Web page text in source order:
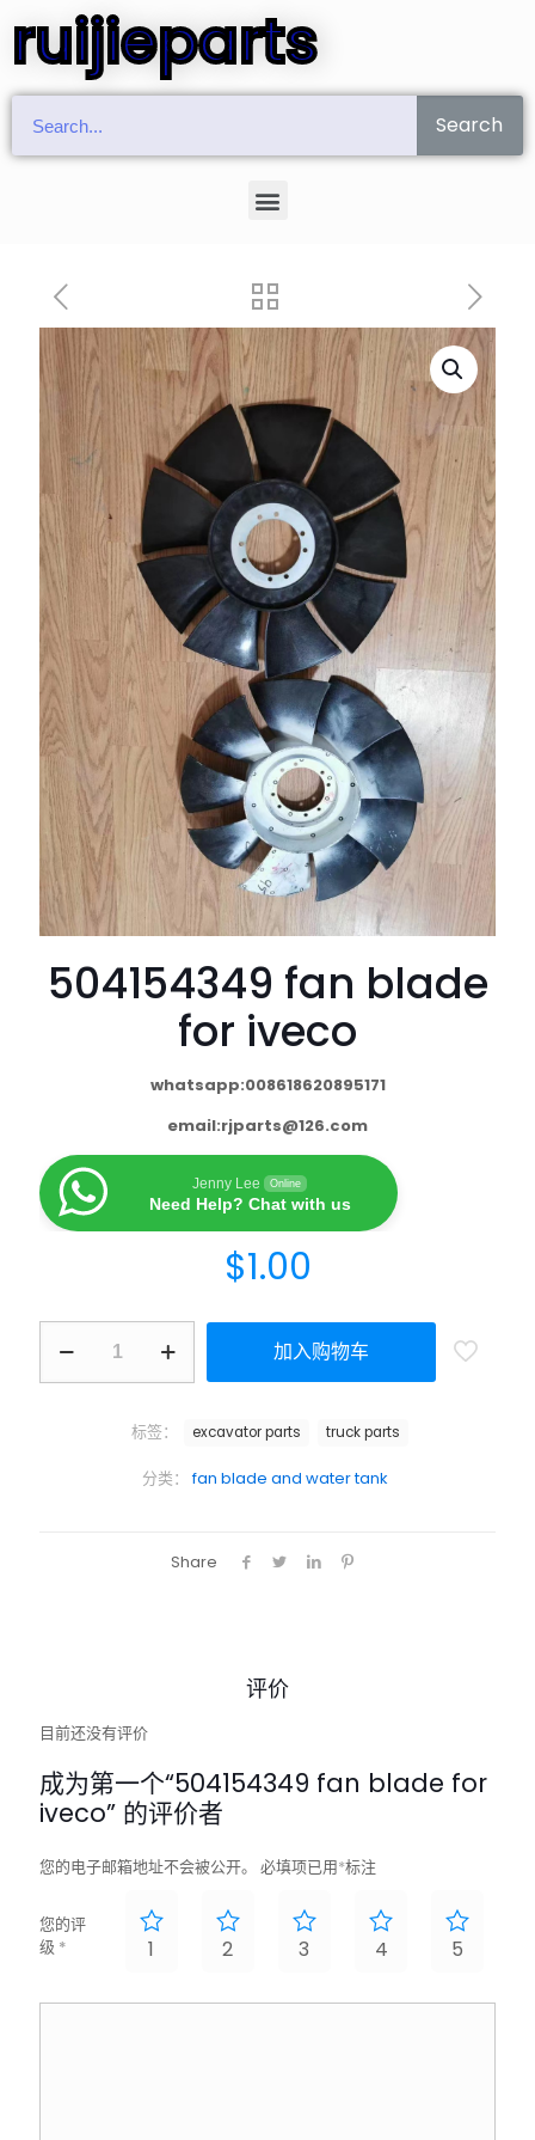
ruijieparts
Search
504154349 fan blade
for iveco
whatsapp:008618620895171
email:rjparts@126.com
Jenny Lee Online
Need Help? Chat with us
$1.00
加入购物车
分类：fan blade and water tank
标签： excavator parts truck parts
Share
评价
目前还没有评价
成为第一个“504154349 fan blade for
iveco” 的评价者
您的电子邮箱地址不会被公开。 必填项已用*标注
您的评
级 * 1 2 3 4 5